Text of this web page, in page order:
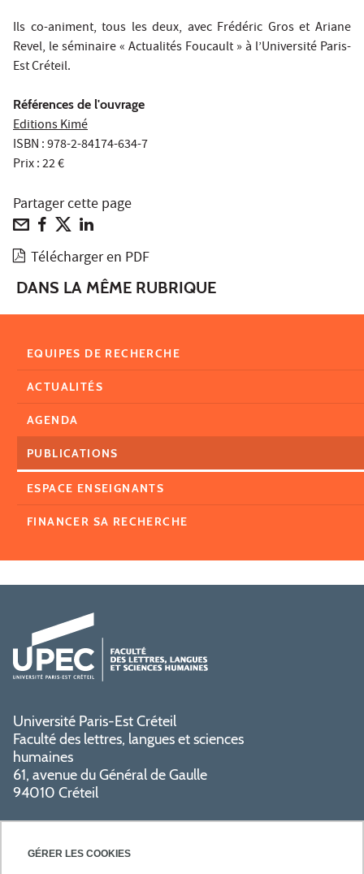
GÉRER LES COOKIES
Ils co-animent, tous les deux, avec Frédéric Gros et Ariane
Revel, le séminaire « Actualités Foucault » à l’Université Paris-
Est Créteil.
Références de l'ouvrage
Editions Kimé
ISBN : 978-2-84174-634-7
Prix : 22 €
Partager cette page
Télécharger en PDF
DANS LA MÊME RUBRIQUE
EQUIPES DE RECHERCHE
ACTUALITÉS
AGENDA
PUBLICATIONS
ESPACE ENSEIGNANTS
FINANCER SA RECHERCHE
Université Paris-Est Créteil
Faculté des lettres, langues et sciences
humaines
61, avenue du Général de Gaulle
94010 Créteil